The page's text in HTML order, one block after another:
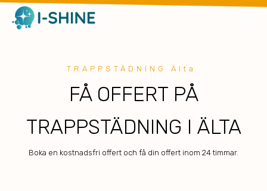
TRAPPSTÄDNING Älta
FÅ OFFERT PÅ
TRAPPSTÄDNING I ÄLTA
Boka en kostnadsfri offert och få din offert inom 24 timmar.